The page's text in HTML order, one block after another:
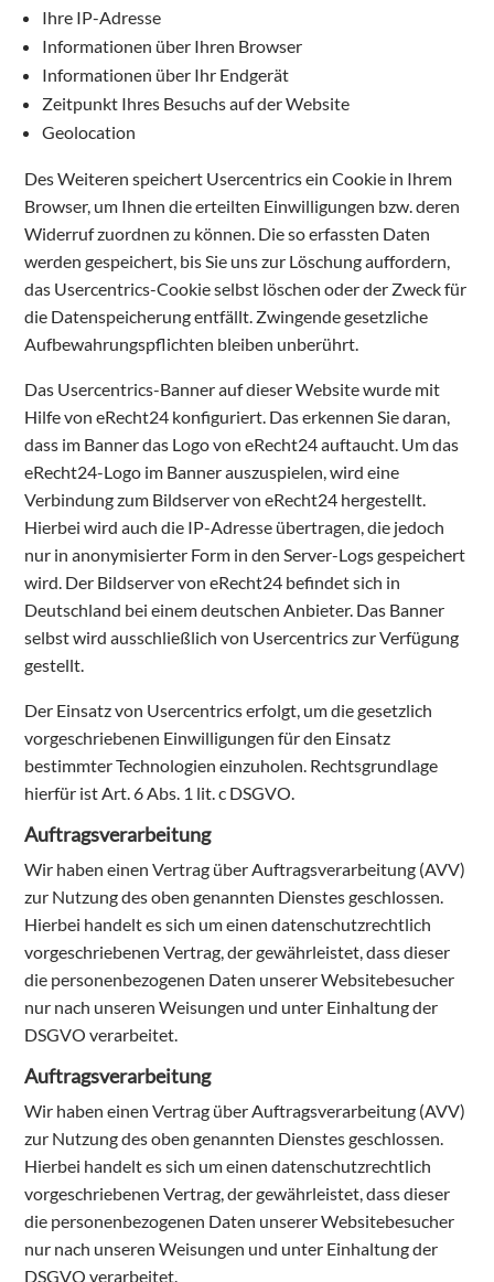
Ihre IP-Adresse
Informationen über Ihren Browser
Informationen über Ihr Endgerät
Zeitpunkt Ihres Besuchs auf der Website
Geolocation
Des Weiteren speichert Usercentrics ein Cookie in Ihrem
Browser, um Ihnen die erteilten Einwilligungen bzw. deren
Widerruf zuordnen zu können. Die so erfassten Daten
werden gespeichert, bis Sie uns zur Löschung auffordern,
das Usercentrics-Cookie selbst löschen oder der Zweck für
die Datenspeicherung entfällt. Zwingende gesetzliche
Aufbewahrungspflichten bleiben unberührt.
Das Usercentrics-Banner auf dieser Website wurde mit
Hilfe von eRecht24 konfiguriert. Das erkennen Sie daran,
dass im Banner das Logo von eRecht24 auftaucht. Um das
eRecht24-Logo im Banner auszuspielen, wird eine
Verbindung zum Bildserver von eRecht24 hergestellt.
Hierbei wird auch die IP-Adresse übertragen, die jedoch
nur in anonymisierter Form in den Server-Logs gespeichert
wird. Der Bildserver von eRecht24 befindet sich in
Deutschland bei einem deutschen Anbieter. Das Banner
selbst wird ausschließlich von Usercentrics zur Verfügung
gestellt.
Der Einsatz von Usercentrics erfolgt, um die gesetzlich
vorgeschriebenen Einwilligungen für den Einsatz
bestimmter Technologien einzuholen. Rechtsgrundlage
hierfür ist Art. 6 Abs. 1 lit. c DSGVO.
Auftragsverarbeitung
Wir haben einen Vertrag über Auftragsverarbeitung (AVV)
zur Nutzung des oben genannten Dienstes geschlossen.
Hierbei handelt es sich um einen datenschutzrechtlich
vorgeschriebenen Vertrag, der gewährleistet, dass dieser
die personenbezogenen Daten unserer Websitebesucher
nur nach unseren Weisungen und unter Einhaltung der
DSGVO verarbeitet.
Auftragsverarbeitung
Wir haben einen Vertrag über Auftragsverarbeitung (AVV)
zur Nutzung des oben genannten Dienstes geschlossen.
Hierbei handelt es sich um einen datenschutzrechtlich
vorgeschriebenen Vertrag, der gewährleistet, dass dieser
die personenbezogenen Daten unserer Websitebesucher
nur nach unseren Weisungen und unter Einhaltung der
DSGVO verarbeitet.